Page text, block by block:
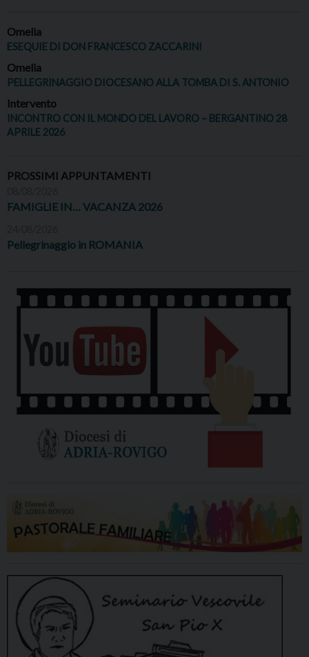
Omelia
ESEQUIE DI DON FRANCESCO ZACCARINI
Omelia
PELLEGRINAGGIO DIOCESANO ALLA TOMBA DI S. ANTONIO
Intervento
INCONTRO CON IL MONDO DEL LAVORO – BERGANTINO 28
APRILE 2026
PROSSIMI APPUNTAMENTI
FAMIGLIE IN… VACANZA 2026
Pellegrinaggio in ROMANIA